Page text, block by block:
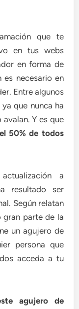
que te
en tus webs
en forma de
es necesario en
Entre algunos
que nunca ha
Y es que
50% de todos
a
resultado ser
Según relatan
gran parte de la
un agujero de
persona que
acceda a tu
agujero de